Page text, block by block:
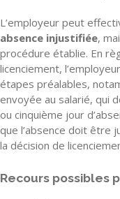
L’employeur peut
absence injustifiée,
procédure établie. En
licenciement,
étapes préalables,
envoyée au salarié, qui
ou cinquième jour
que l’absence doit être
la décision de
Recours possibles